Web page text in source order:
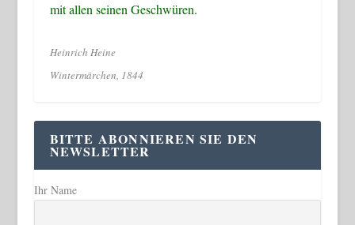
mit allen seinen Geschwüren.
Heinrich Heine
Wintermärchen, 1844
BITTE ABONNIEREN SIE DEN
NEWSLETTER
Ihr Name